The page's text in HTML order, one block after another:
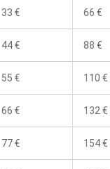
33 € 66 €
44 € 88 €
55 € 110 €
66 € 132 €
77 € 154 €